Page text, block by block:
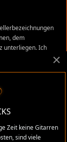
dem
unterliegen. Ich
Namen und alle
Irrtümer,
übernehme keine
auf dieser Website
×
Zeit keine Gitarren
sind viele